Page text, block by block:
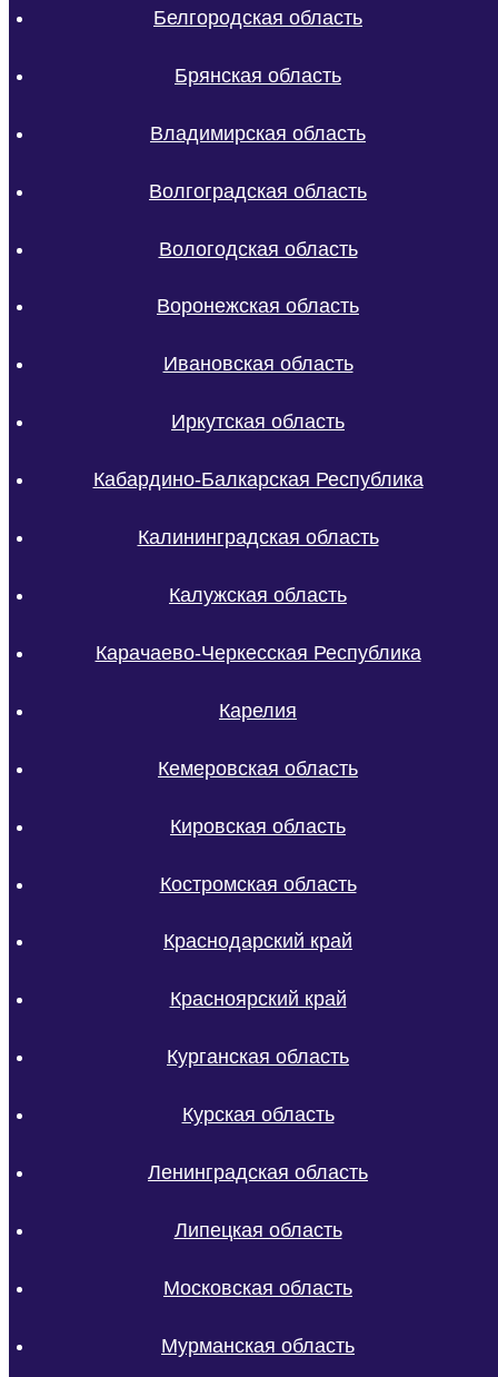
Белгородская область
Брянская область
Владимирская область
Волгоградская область
Вологодская область
Воронежская область
Ивановская область
Иркутская область
Кабардино-Балкарская Республика
Калининградская область
Калужская область
Карачаево-Черкесская Республика
Карелия
Кемеровская область
Кировская область
Костромская область
Краснодарский край
Красноярский край
Курганская область
Курская область
Ленинградская область
Липецкая область
Московская область
Мурманская область